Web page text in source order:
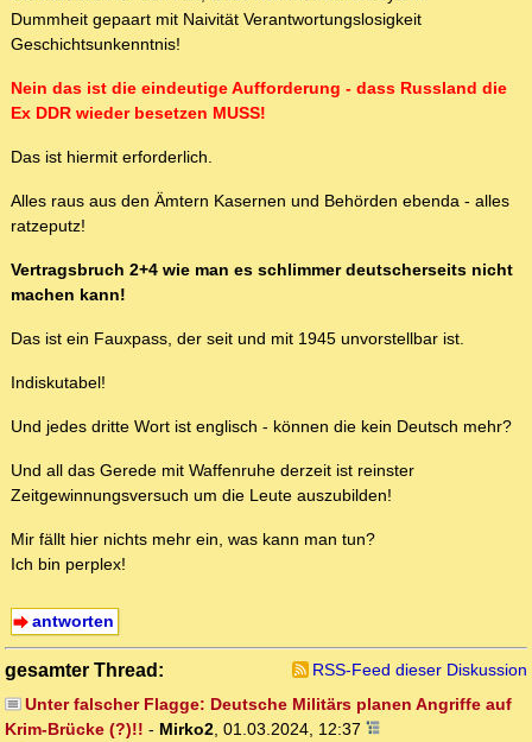
Dummheit gepaart mit Naivität Verantwortungslosigkeit
Geschichtsunkenntnis!
Nein das ist die eindeutige Aufforderung - dass Russland die
Ex DDR wieder besetzen MUSS!
Das ist hiermit erforderlich.
Alles raus aus den Ämtern Kasernen und Behörden ebenda - alles
ratzeputz!
Vertragsbruch 2+4 wie man es schlimmer deutscherseits nicht
machen kann!
Das ist ein Fauxpass, der seit und mit 1945 unvorstellbar ist.
Indiskutabel!
Und jedes dritte Wort ist englisch - können die kein Deutsch mehr?
Und all das Gerede mit Waffenruhe derzeit ist reinster
Zeitgewinnungsversuch um die Leute auszubilden!
Mir fällt hier nichts mehr ein, was kann man tun?
Ich bin perplex!
antworten
gesamter Thread:
RSS-Feed dieser Diskussion
Unter falscher Flagge: Deutsche Militärs planen Angriffe auf
Krim-Brücke (?)!! - Mirko2, 01.03.2024, 12:37